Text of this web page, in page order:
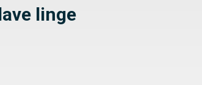
linge